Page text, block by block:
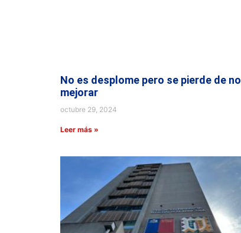
No es desplome pero se pierde de no
mejorar
octubre 29, 2024
Leer más »